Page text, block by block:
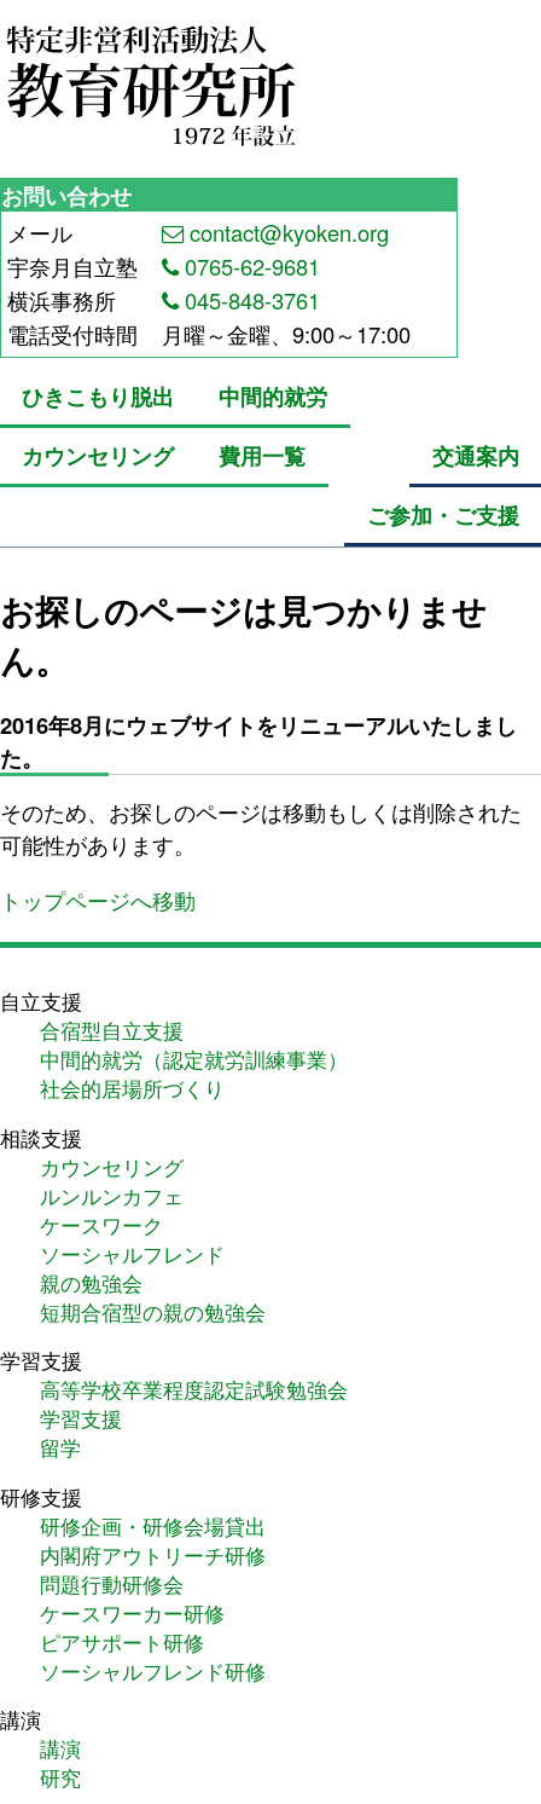
お問い合わせ
メール
contact@kyoken.org
宇奈月自立塾
0765-62-9681
横浜事務所
045-848-3761
電話受付時間
月曜～金曜、9:00～17:00
ひきこもり脱出
中間的就労
カウンセリング
費用一覧
交通案内
ご参加・ご支援
お探しのページは見つかりませ
ん。
2016年8月にウェブサイトをリニューアルいたしまし
た。
そのため、お探しのページは移動もしくは削除された
可能性があります。
トップページへ移動
自立支援
合宿型自立支援
中間的就労（認定就労訓練事業）
社会的居場所づくり
相談支援
カウンセリング
ルンルンカフェ
ケースワーク
ソーシャルフレンド
親の勉強会
短期合宿型の親の勉強会
学習支援
高等学校卒業程度認定試験勉強会
学習支援
留学
研修支援
研修企画・研修会場貸出
内閣府アウトリーチ研修
問題行動研修会
ケースワーカー研修
ピアサポート研修
ソーシャルフレンド研修
講演
講演
研究